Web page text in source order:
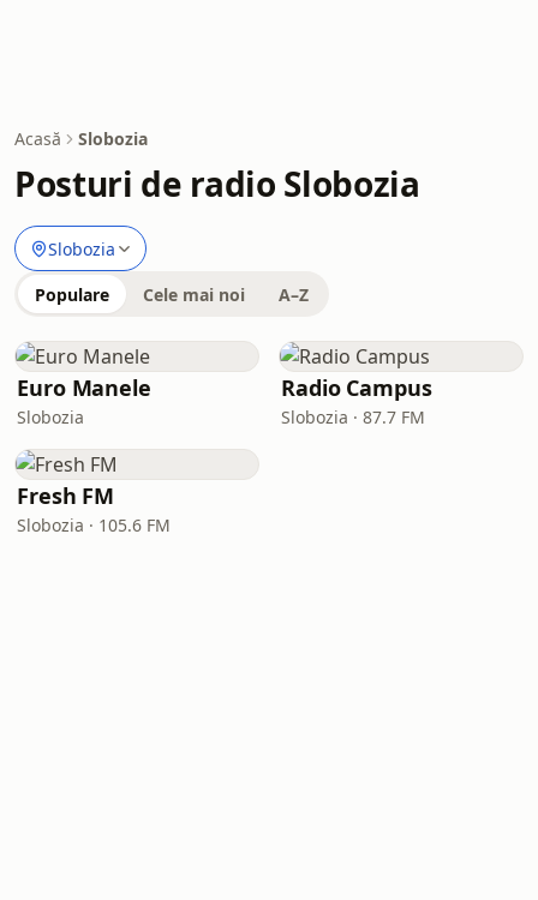
Acasă Slobozia
Posturi de radio Slobozia
Slobozia
Populare Cele mai noi A–Z
Euro Manele
Slobozia
Radio Campus
Slobozia · 87.7 FM
Fresh FM
Slobozia · 105.6 FM